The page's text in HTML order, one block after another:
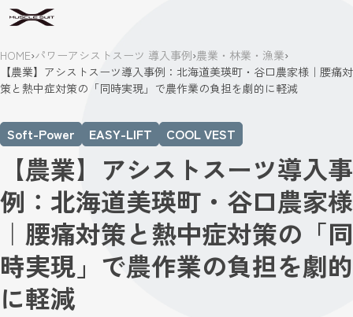
HOME›パワーアシストスーツ 導入事例›農業・林業・漁業›
【農業】アシストスーツ導入事例：北海道美瑛町・谷口農家様｜腰痛対
策と熱中症対策の「同時実現」で農作業の負担を劇的に軽減
Soft-Power EASY-LIFT COOL VEST
【農業】アシストスーツ導入事
例：北海道美瑛町・谷口農家様
｜腰痛対策と熱中症対策の「同
時実現」で農作業の負担を劇的
に軽減